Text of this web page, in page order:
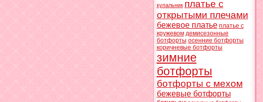
купальник платье с
открытыми плечами
бежевое платье платье с
кружевом демисезонные
ботфорты осенние ботфорты
коричневые ботфорты
зимние
ботфорты
ботфорты с мехом
бежевые ботфорты